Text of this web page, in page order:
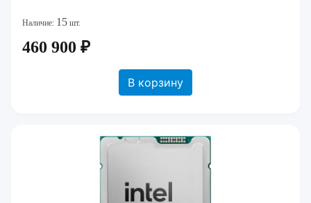
Наличие: 15 шт.
460 900 ₽
В корзину